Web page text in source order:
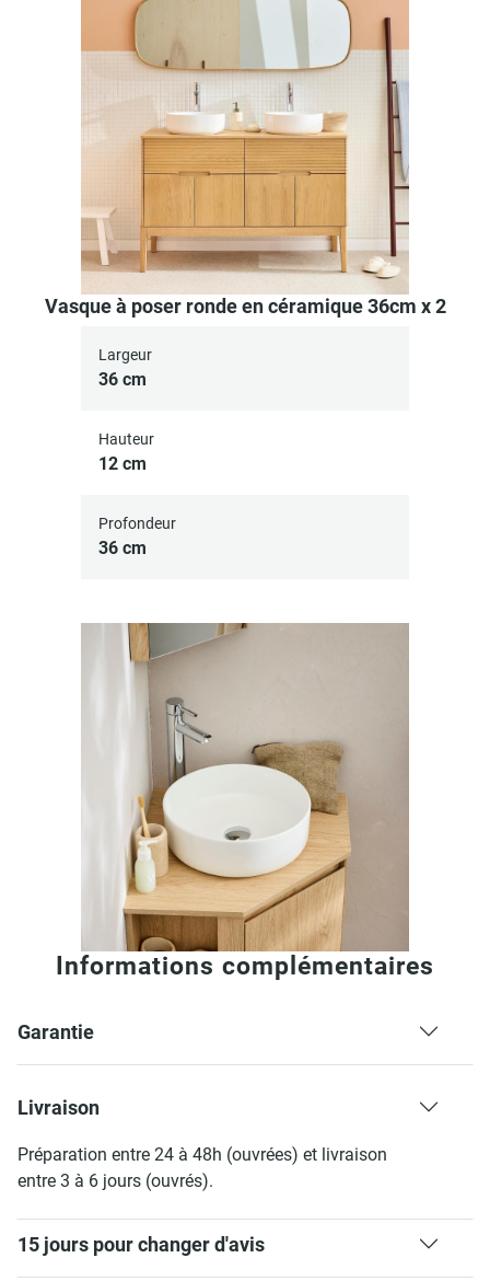
Vasque à poser ronde en céramique 36cm x 2
Largeur
36 cm
Hauteur
12 cm
Profondeur
36 cm
Informations complémentaires
Garantie
Livraison
Préparation entre 24 à 48h (ouvrées) et livraison
entre 3 à 6 jours (ouvrés).
15 jours pour changer d'avis